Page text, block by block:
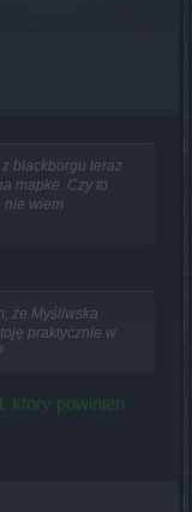
blackborgu teraz
mapke. Czy to
nie wiem
że Myśliwska
praktycznie w
który powinien